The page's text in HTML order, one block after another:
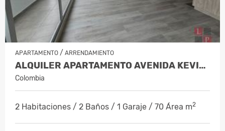
APARTAMENTO / ARRENDAMIENTO
ALQUILER APARTAMENTO AVENIDA KEVIN,…
Colombia
2 Habitaciones / 2 Baños / 1 Garaje / 70 Área m2